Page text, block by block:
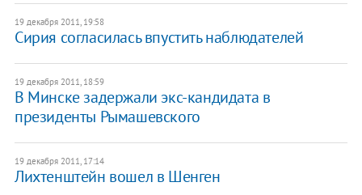
19 декабря 2011, 19:58
Сирия согласилась впустить наблюдателей
19 декабря 2011, 18:59
В Минскe задержали экс-кандидата в
президенты Рымашевского
19 декабря 2011, 17:14
Лихтенштейн вошел в Шенген